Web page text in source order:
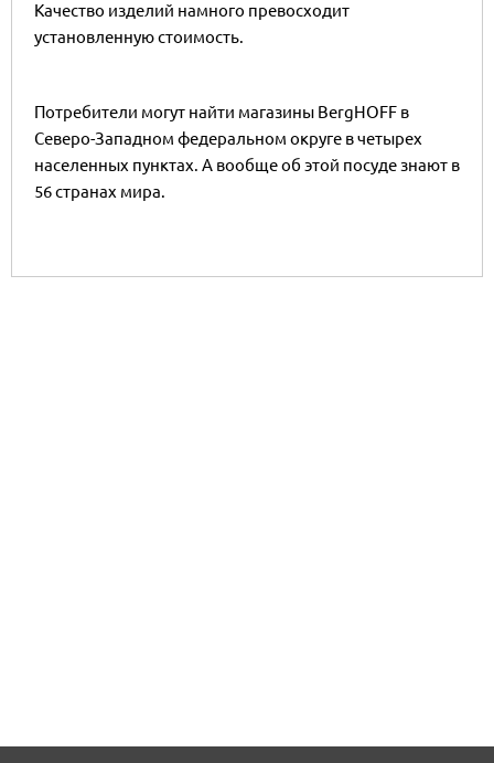
Качество изделий намного превосходит
установленную стоимость.
Потребители могут найти магазины BergHOFF в
Северо-Западном федеральном округе в четырех
населенных пунктах. А вообще об этой посуде знают в
56 странах мира.